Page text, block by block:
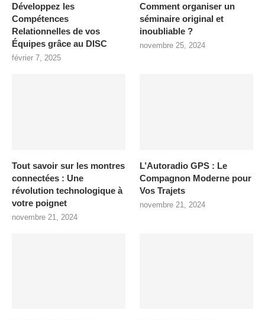
Développez les
Compétences
Relationnelles de vos
Équipes grâce au DISC
février 7, 2025
Comment organiser un
séminaire original et
inoubliable ?
novembre 25, 2024
Tout savoir sur les montres
connectées : Une
révolution technologique à
votre poignet
novembre 21, 2024
L’Autoradio GPS : Le
Compagnon Moderne pour
Vos Trajets
novembre 21, 2024